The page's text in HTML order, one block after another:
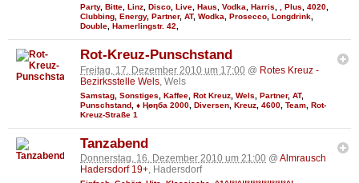
Party, Bitte, Linz, Disco, Live, Haus, Vodka, Harris, , Plus, 4020,
Clubbing, Energy, Partner, AT, Wodka, Prosecco, Longdrink,
Double, Hamerlingstr. 42,
Rot-Kreuz-Punschstand
Freitag, 17. Dezember 2010 um 17:00 @ Rotes Kreuz -
Bezirksstelle Wels, Wels
Samstag Sonstiges Kaffee Rot Kreuz Wels Partner, AT,
Punschstand ♦ Ңөηба 2000 Diversen Kreuz 4600 Team Rot-
Kreuz-Straße 1
Tanzabend
Donnerstag, 16. Dezember 2010 um 21:00 @ Almrausch
Hadersdorf 19+, Hadersdorf